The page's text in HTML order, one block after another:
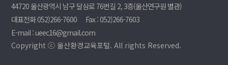
44720 울산광역시 남구 달삼로 76번길 2, 3층(울산연구원 별관)
대표전화 052)266-7600
Fax : 052)266-7603
E-mail : ueec16@gmail.com
Copyright ⓒ 울산환경교육포털. All rights Reserved.